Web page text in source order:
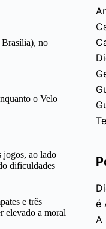
no
o Velo
jogos, ao lado
dificuldades
e três
elevado a moral
é
A